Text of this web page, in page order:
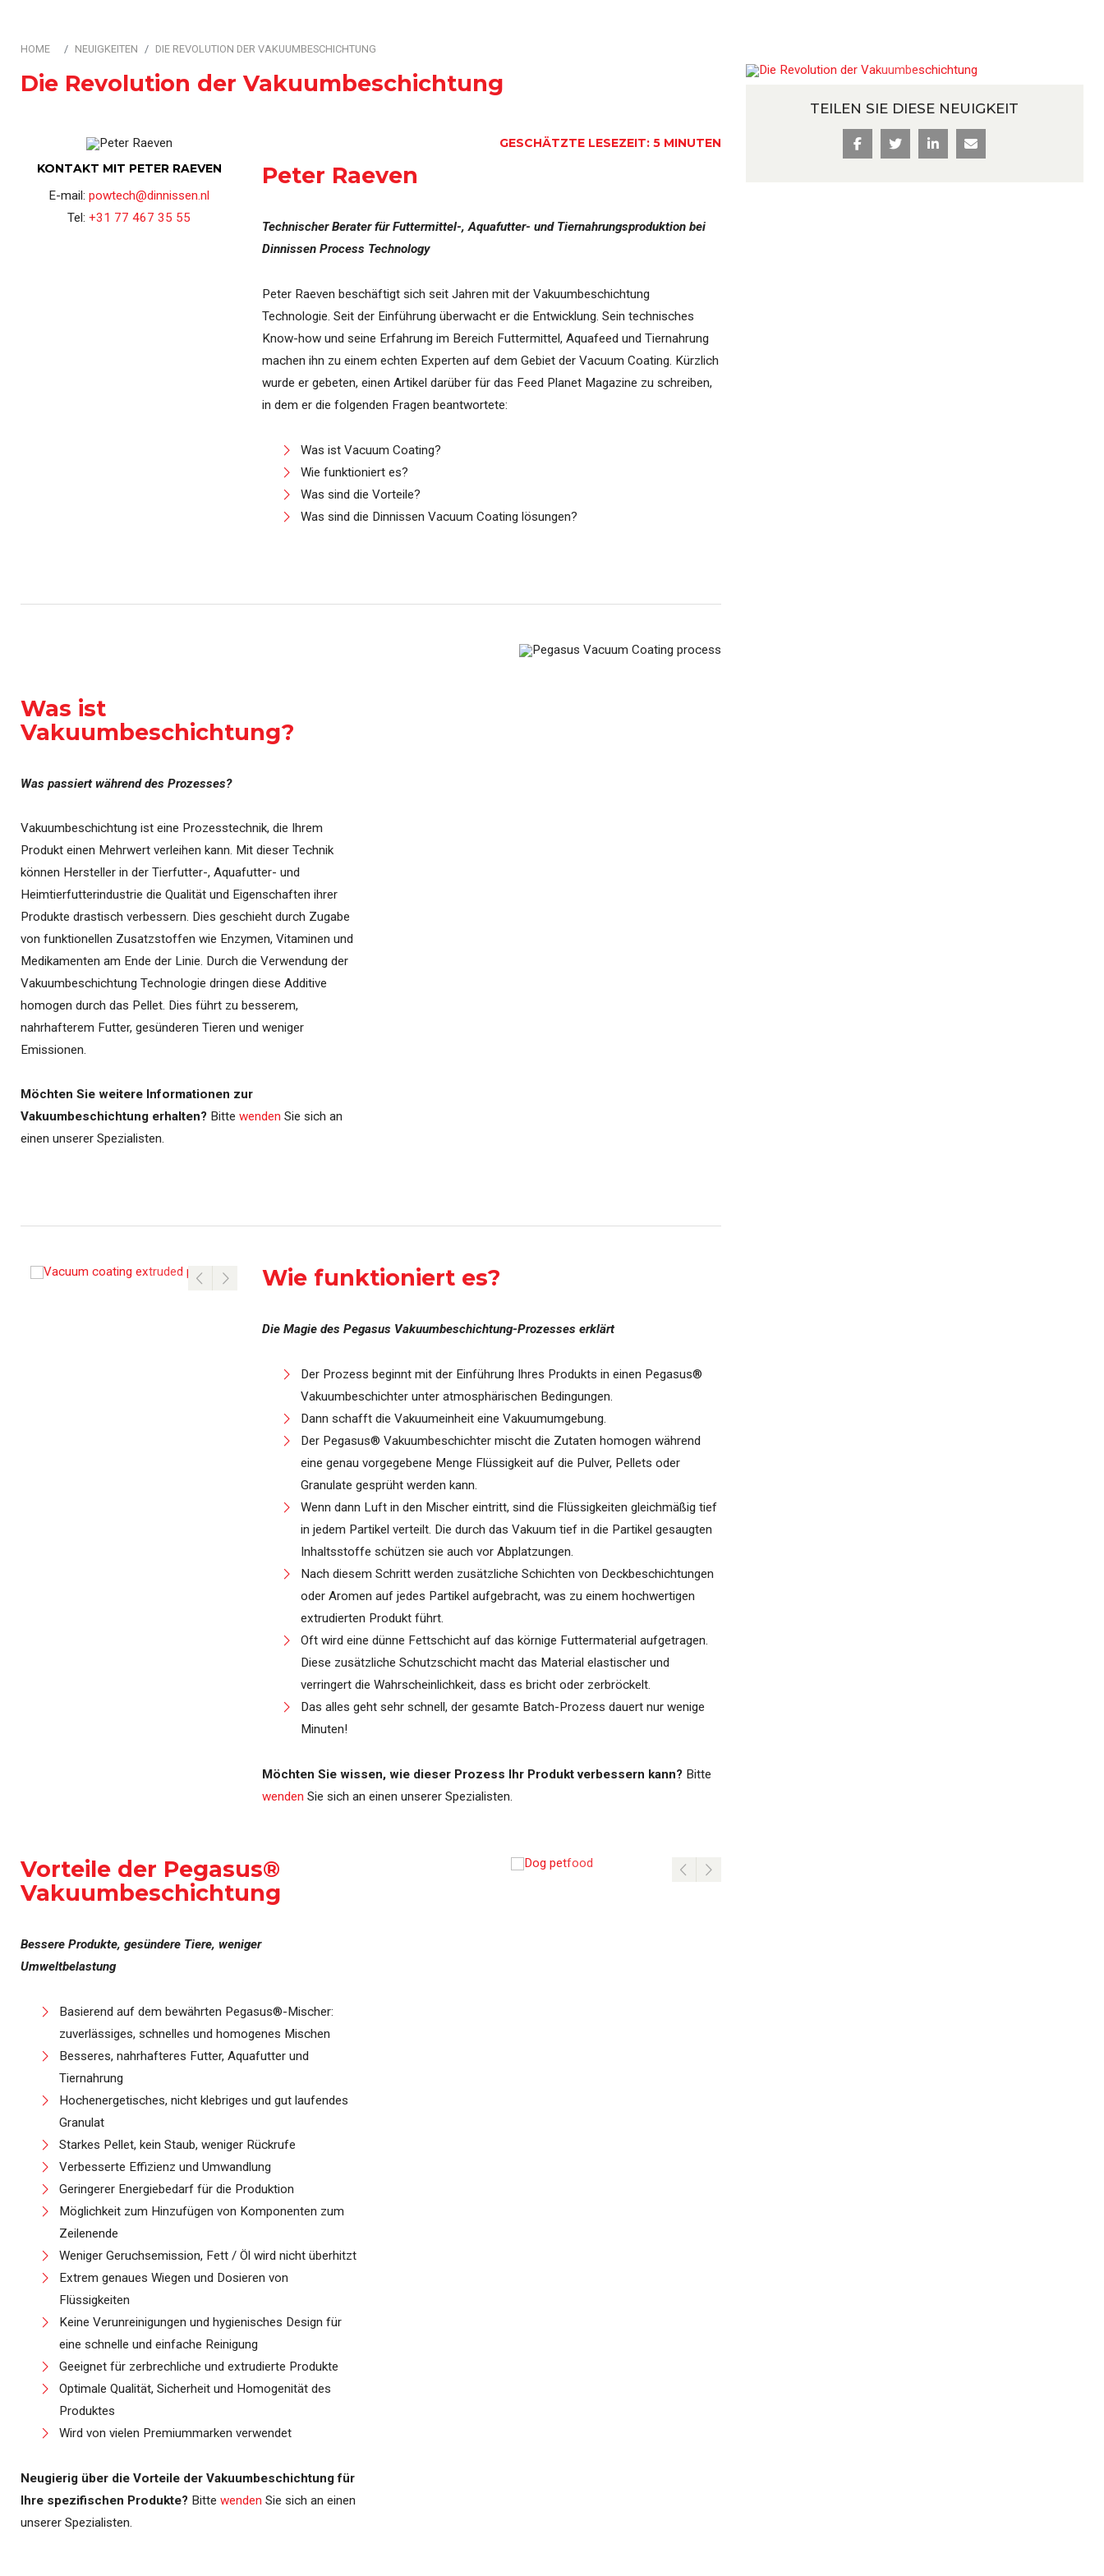
Suchen...
HOME NEUIGKEITEN DIE REVOLUTION DER VAKUUMBESCHICHTUNG
Die Revolution der Vakuumbeschichtung
KONTAKT MIT PETER RAEVEN
E-mail:powtech@dinnissen.nl
Tel:+31 77 467 35 55
GESCHÄTZTE LESEZEIT: 5 MINUTEN
Peter Raeven
Technischer Berater für Futtermittel-, Aquafutter- und Tiernahrungsproduktion bei
Dinnissen Process Technology
Peter Raeven beschäftigt sich seit Jahren mit der Vakuumbeschichtung
Technologie. Seit der Einführung überwacht er die Entwicklung. Sein technisches
Know-how und seine Erfahrung im Bereich Futtermittel, Aquafeed und Tiernahrung
machen ihn zu einem echten Experten auf dem Gebiet der Vacuum Coating. Kürzlich
wurde er gebeten, einen Artikel darüber für das Feed Planet Magazine zu schreiben,
in dem er die folgenden Fragen beantwortete:
Was ist Vacuum Coating?
Wie funktioniert es?
Was sind die Vorteile?
Was sind die Dinnissen Vacuum Coating lösungen?
Was ist
Vakuumbeschichtung?
Was passiert während des Prozesses?
Vakuumbeschichtung ist eine Prozesstechnik, die Ihrem
Produkt einen Mehrwert verleihen kann. Mit dieser Technik
können Hersteller in der Tierfutter-, Aquafutter- und
Heimtierfutterindustrie die Qualität und Eigenschaften ihrer
Produkte drastisch verbessern. Dies geschieht durch Zugabe
von funktionellen Zusatzstoffen wie Enzymen, Vitaminen und
Medikamenten am Ende der Linie. Durch die Verwendung der
Vakuumbeschichtung Technologie dringen diese Additive
homogen durch das Pellet. Dies führt zu besserem,
nahrhafterem Futter, gesünderen Tieren und weniger
Emissionen.
Möchten Sie weitere Informationen zur
Vakuumbeschichtung erhalten? Bitte wenden Sie sich an
einen unserer Spezialisten.
Wie funktioniert es?
Die Magie des Pegasus Vakuumbeschichtung-Prozesses erklärt
Der Prozess beginnt mit der Einführung Ihres Produkts in einen Pegasus®
Vakuumbeschichter unter atmosphärischen Bedingungen.
Dann schafft die Vakuumeinheit eine Vakuumumgebung.
Der Pegasus® Vakuumbeschichter mischt die Zutaten homogen während
eine genau vorgegebene Menge Flüssigkeit auf die Pulver, Pellets oder
Granulate gesprüht werden kann.
Wenn dann Luft in den Mischer eintritt, sind die Flüssigkeiten gleichmäßig tief
in jedem Partikel verteilt. Die durch das Vakuum tief in die Partikel gesaugten
Inhaltsstoffe schützen sie auch vor Abplatzungen.
Nach diesem Schritt werden zusätzliche Schichten von Deckbeschichtungen
oder Aromen auf jedes Partikel aufgebracht, was zu einem hochwertigen
extrudierten Produkt führt.
Oft wird eine dünne Fettschicht auf das körnige Futtermaterial aufgetragen.
Diese zusätzliche Schutzschicht macht das Material elastischer und
verringert die Wahrscheinlichkeit, dass es bricht oder zerbröckelt.
Das alles geht sehr schnell, der gesamte Batch-Prozess dauert nur wenige
Minuten!
Möchten Sie wissen, wie dieser Prozess Ihr Produkt verbessern kann? Bitte
wenden Sie sich an einen unserer Spezialisten.
Vorteile der Pegasus®
Vakuumbeschichtung
Bessere Produkte, gesündere Tiere, weniger
Umweltbelastung
Basierend auf dem bewährten Pegasus®-Mischer:
zuverlässiges, schnelles und homogenes Mischen
Besseres, nahrhafteres Futter, Aquafutter und
Tiernahrung
Hochenergetisches, nicht klebriges und gut laufendes
Granulat
Starkes Pellet, kein Staub, weniger Rückrufe
Verbesserte Effizienz und Umwandlung
Geringerer Energiebedarf für die Produktion
Möglichkeit zum Hinzufügen von Komponenten zum
Zeilenende
Weniger Geruchsemission, Fett / Öl wird nicht überhitzt
Extrem genaues Wiegen und Dosieren von
Flüssigkeiten
Keine Verunreinigungen und hygienisches Design für
eine schnelle und einfache Reinigung
Geeignet für zerbrechliche und extrudierte Produkte
Optimale Qualität, Sicherheit und Homogenität des
Produktes
Wird von vielen Premiummarken verwendet
Neugierig über die Vorteile der Vakuumbeschichtung für
Ihre spezifischen Produkte? Bitte wenden Sie sich an einen
unserer Spezialisten.
TEILEN SIE DIESE NEUIGKEIT